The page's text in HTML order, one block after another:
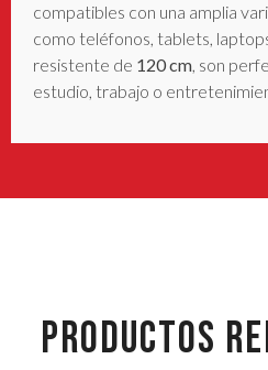
compatibles con una amplia
como teléfonos, tablets,
resistente de 120 cm, son
estudio, trabajo o
PRODUCTOS